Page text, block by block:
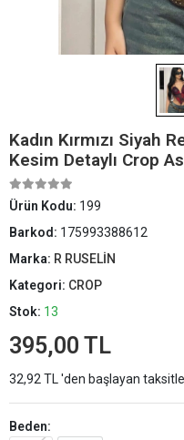
Kadın Kırmızı Siyah
Kesim Detaylı Crop
Ürün Kodu: 199
Barkod: 175993388612
Marka: R RUSELİN
Kategori: CROP
Stok: 13
395,00 TL
32,92 TL 'den başlayan
Beden: